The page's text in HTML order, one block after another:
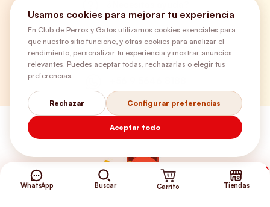
Envíos Gratis
WhatsApp Buscar Carrito Tiendas
Usamos cookies para mejorar tu experiencia
En Club de Perros y Gatos utilizamos cookies esenciales para
que nuestro sitio funcione, y otras cookies para analizar el
rendimiento, personalizar tu experiencia y mostrar anuncios
relevantes. Puedes aceptar todas, rechazarlas o elegir tus
preferencias.
Rechazar Configurar preferencias
Aceptar todo